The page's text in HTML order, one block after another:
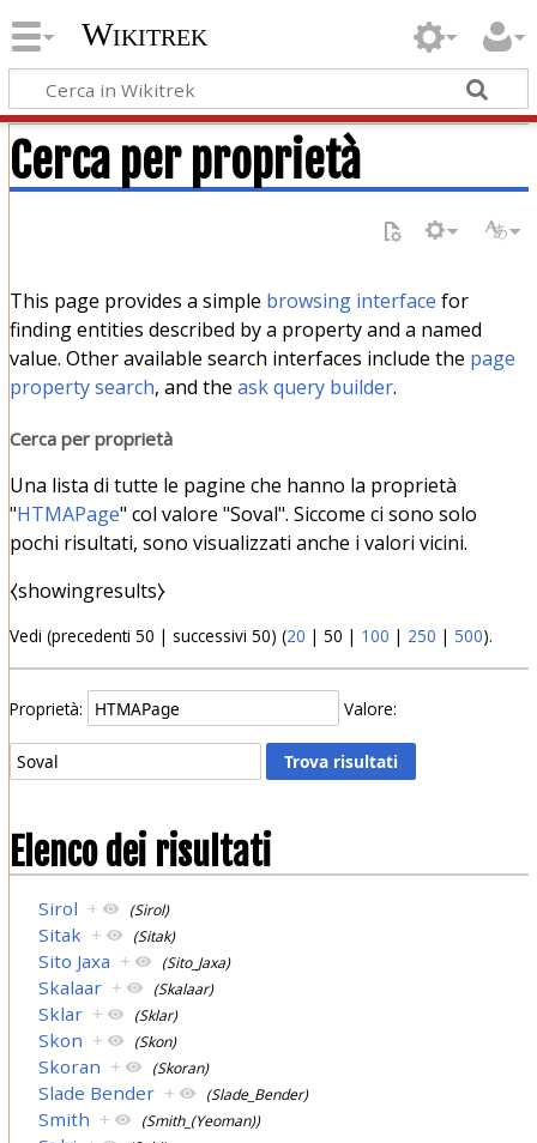
Wikitrek
Cerca per proprietà
This page provides a simple browsing interface for
finding entities described by a property and a named
value. Other available search interfaces include the page
property search, and the ask query builder.
Cerca per proprietà
Una lista di tutte le pagine che hanno la proprietà
"HTMAPage" col valore "Soval". Siccome ci sono solo
pochi risultati, sono visualizzati anche i valori vicini.
⧼showingresults⧽
Vedi (precedenti 50 | successivi 50) (20 | 50 | 100 | 250 | 500).
Proprietà: Valore:
Elenco dei risultati
Sirol + (Sirol)
Sitak + (Sitak)
Sito Jaxa + (Sito_Jaxa)
Skalaar + (Skalaar)
Sklar + (Sklar)
Skon + (Skon)
Skoran + (Skoran)
Slade Bender + (Slade_Bender)
Smith + (Smith_(Yeoman))